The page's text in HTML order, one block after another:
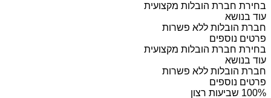
בחירת חברת הובלות מקצועית
עוד בנושא
חברת הובלות ללא פשרות
פרטים נוספים
בחירת חברת הובלות מקצועית
עוד בנושא
חברת הובלות ללא פשרות
פרטים נוספים